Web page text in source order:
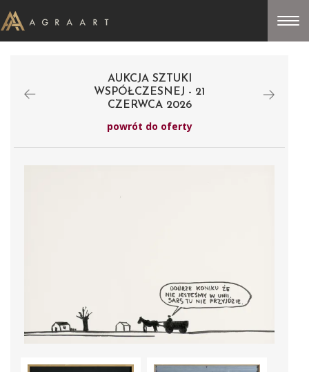
AUKCJA SZTUKI
WSPÓŁCZESNEJ - 21
CZERWCA 2026
powrót do oferty